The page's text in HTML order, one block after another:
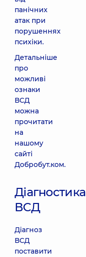
панічних
атак при
порушеннях
психіки.
Детальніше
про
можливі
ознаки
ВСД
можна
прочитати
на
нашому
сайті
Добробут.ком.
Діагностика
ВСД
Діагноз
ВСД
поставити